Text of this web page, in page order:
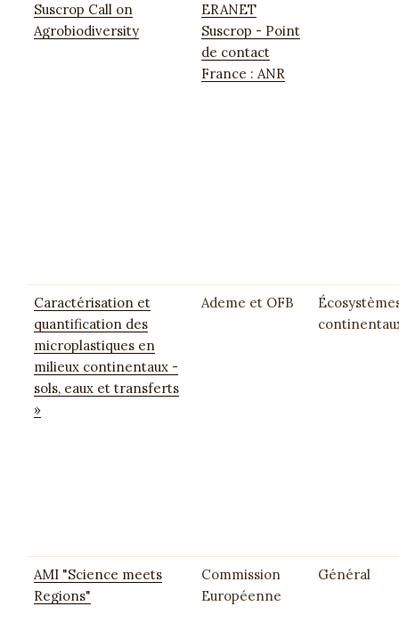
Suscrop Call on
Agrobiodiversity
ERANET
Suscrop - Point
de contact
France : ANR
Caractérisation et
quantification des
microplastiques en
milieux continentaux -
sols, eaux et transferts
»
Ademe et OFB
AMI "Science meets
Regions"
Commission
Européenne
Général